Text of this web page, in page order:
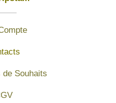
Souhaits